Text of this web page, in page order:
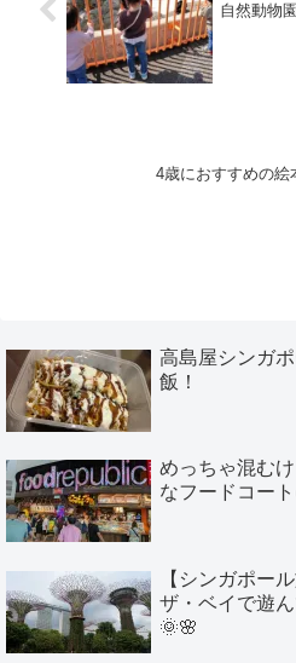
自然動物
4歳におすすめの
高島屋シンガ
飯！
めっちゃ混む
なフードコー
【シンガポー
ザ・ベイで遊
🌞🌸